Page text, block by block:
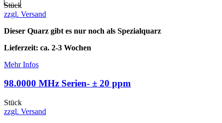
Stück
zzgl. Versand
Dieser Quarz gibt es nur noch als Spezialquarz
Lieferzeit: ca. 2-3 Wochen
Mehr Infos
98.0000 MHz Serien- ± 20 ppm
Stück
zzgl. Versand